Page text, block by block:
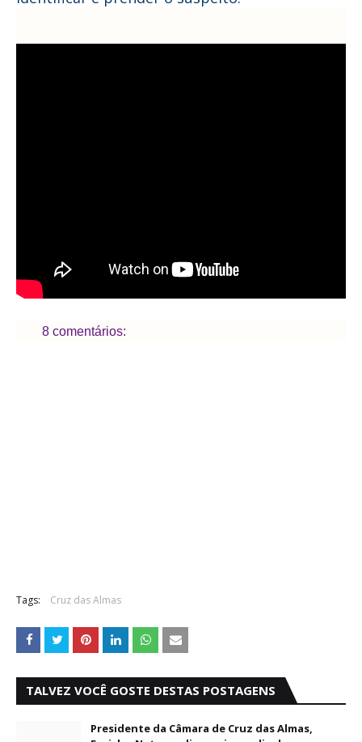
8 comentários:
Tags: Cruz das Almas
TALVEZ VOCÊ GOSTE DESTAS POSTAGENS
Presidente da Câmara de Cruz das Almas,